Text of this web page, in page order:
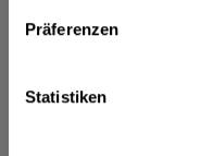
Präferenzen
Statistiken
Natürliches
Citronensäure
Orangenextrakt,